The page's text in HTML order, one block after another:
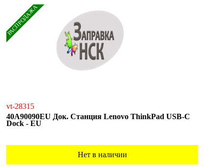
РАСПРОДАЖА
vt-28315
40A90090EU Док. Станция Lenovo ThinkPad USB-C
Dock - EU
Нет в наличии